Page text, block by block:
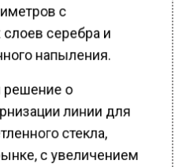
с
серебра и
напыления.
решение о
линии для
стекла,
с увеличением